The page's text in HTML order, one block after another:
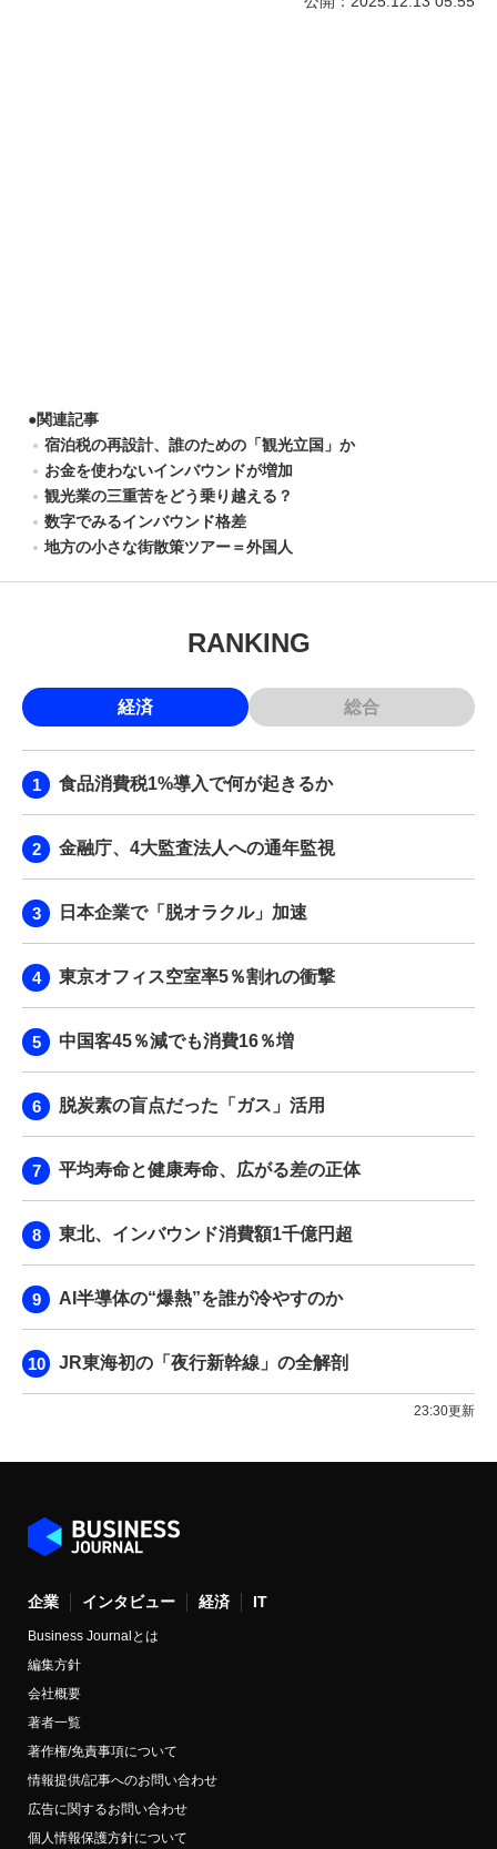
●関連記事
宿泊税の再設計、誰のための「観光立国」か
お金を使わないインバウンドが増加
観光業の三重苦をどう乗り越える？
数字でみるインバウンド格差
地方の小さな街散策ツアー＝外国人
RANKING
経済 総合
食品消費税1%導入で何が起きるか
金融庁、4大監査法人への通年監視
日本企業で「脱オラクル」加速
東京オフィス空室率5％割れの衝撃
中国客45％減でも消費16％増
脱炭素の盲点だった「ガス」活用
平均寿命と健康寿命、広がる差の正体
東北、インバウンド消費額1千億円超
AI半導体の“爆熱”を誰が冷やすのか
JR東海初の「夜行新幹線」の全解剖
23:30更新
企業 インタビュー 経済 IT
Business Journalとは
編集方針
会社概要
著者一覧
著作権/免責事項について
情報提供/記事へのお問い合わせ
広告に関するお問い合わせ
個人情報保護方針について